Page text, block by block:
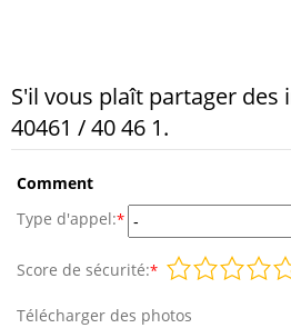
S'il vous plaît partager
40461 / 40 46 1.
Comment
Type d'appel:*
Score de sécurité:*
Télécharger des photos